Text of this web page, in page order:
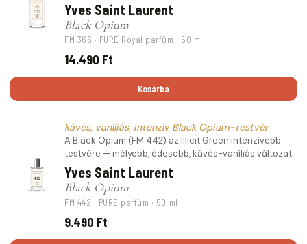
Yves Saint Laurent
Black Opium
FM 366 · PURE Royal parfüm · 50 ml
14.490 Ft
Kosárba
kávés, vaníliás, intenzív Black Opium-testvér
A Black Opium (FM 442) az Illicit Green intenzívebb
testvére — mélyebb, édesebb, kávés-vaníliás változat.
Yves Saint Laurent
Black Opium
FM 442 · PURE parfüm · 50 ml
9.490 Ft